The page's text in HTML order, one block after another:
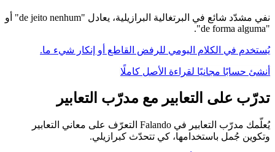
نفي مشدّد شائع في البرتغالية البرازيلية، يعادل "de jeito nenhum" أو
"de forma alguma".
يُستخدم في الكلام اليومي للرفض القاطع أو إنكار شيء ما.
أنشئ حسابًا مجانيًا لقراءة الأصل كاملًا
تدرّب على التعابير مع مدرّب التعابير
يُعلّمك مدرّب التعابير في Falando التعرّف على معاني التعابير
وتكوين جُمل باستخدامها، كي تتحدّث كبرازيلي.